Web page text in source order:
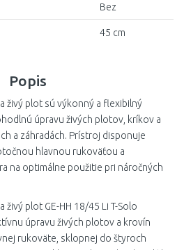
Popis
živý plot sú výkonný a flexibilný
úpravu živých plotov, kríkov a
a záhradách. Prístroj disponuje
hlavnou rukoväťou a
na optimálne použitie pri náročných
plot GE-HH 18/45 Li T-Solo
úpravu živých plotov a krovín
rukoväte, sklopnej do štyroch
Bez
45 cm